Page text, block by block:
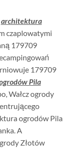
architektura
czaplowatymi
179709
179709
Pila
Wałcz ogrody
ogrodów Pila
A
Złotów